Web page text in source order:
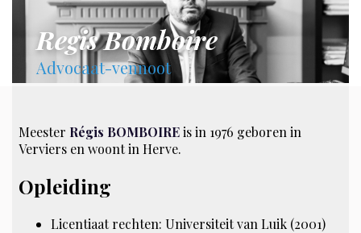
Regis Bomboire
Advocaat-vennoot
Meester Régis BOMBOIREis in 1976 geboren in
Verviers en woont in Herve.
Opleiding
Licentiaat rechten: Universiteit van Luik (2001)